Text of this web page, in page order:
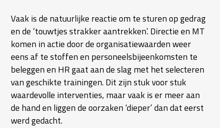
Vaak is de natuurlijke reactie om te sturen op gedrag
en de ‘touwtjes strakker aantrekken’. Directie en MT
komen in actie door de organisatiewaarden weer
eens af te stoffen en personeelsbijeenkomsten te
beleggen en HR gaat aan de slag met het selecteren
van geschikte trainingen. Dit zijn stuk voor stuk
waardevolle interventies, maar vaak is er meer aan
de hand en liggen de oorzaken ‘dieper’ dan dat eerst
werd gedacht.